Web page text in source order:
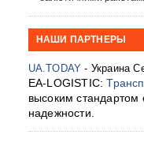
НАШИ ПАРТНЕРЫ
UA.TODAY - Украина
EA-LOGISTIC:
высоким стандартом
надежности.